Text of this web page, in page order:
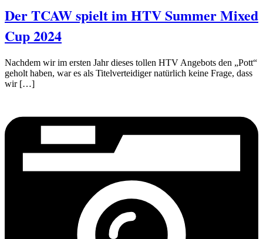
Der TCAW spielt im HTV Summer Mixed
Cup 2024
Nachdem wir im ersten Jahr dieses tollen HTV Angebots den „Pott“
geholt haben, war es als Titelverteidiger natürlich keine Frage, dass
wir […]